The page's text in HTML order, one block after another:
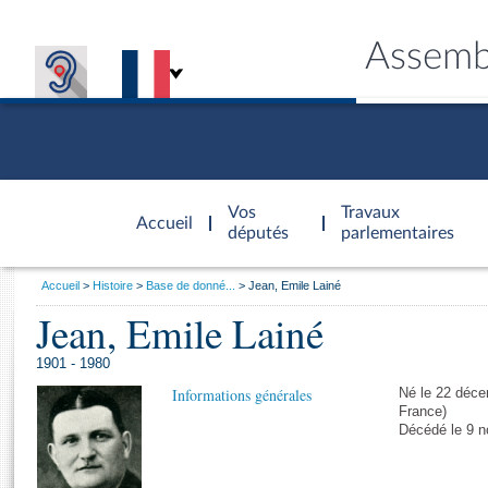
Accueil
d'accueil
Vos
députés
Travaux
parlementaires
Général
Vous
Accueil Histoire Base de donné... Jean, Emile Lainé
Jean, Emile Lainé
1901 - 1980
Informations générales
Né le 22
France)
Décédé le 9